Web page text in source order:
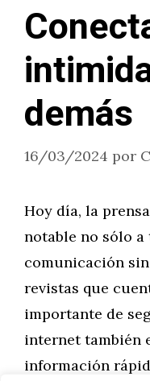
demás
16/03/2024 por
Hoy día, la
notable no sólo a
comunicación
revistas que
importante de
internet también
información